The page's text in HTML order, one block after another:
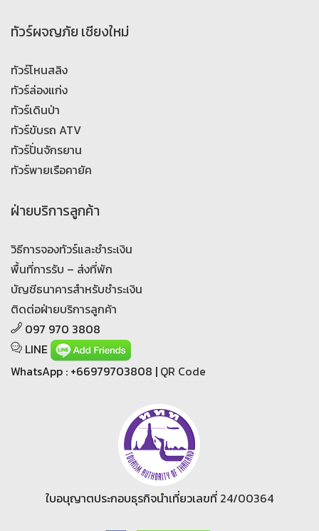
ทัวร์ผจญภัย เชียงใหม่
ทัวร์โหนสลิง
ทัวร์ล่องแก่ง
ทัวร์เดินป่า
ทัวร์ขับรถ ATV
ทัวร์ปั่นจักรยาน
ทัวร์พายเรือคายัค
ฝ่ายบริการลูกค้า
วิธีการจองทัวร์และชำระเงิน
พื้นที่การรับ – ส่งที่พัก
บัญชีธนาคารสำหรับชำระเงิน
ติดต่อฝ่ายบริการลูกค้า
097 970 3808
LINE
WhatsApp : +66979703808 | QR Code
ใบอนุญาตประกอบธุรกิจนำเที่ยวเลขที่ 24/00364